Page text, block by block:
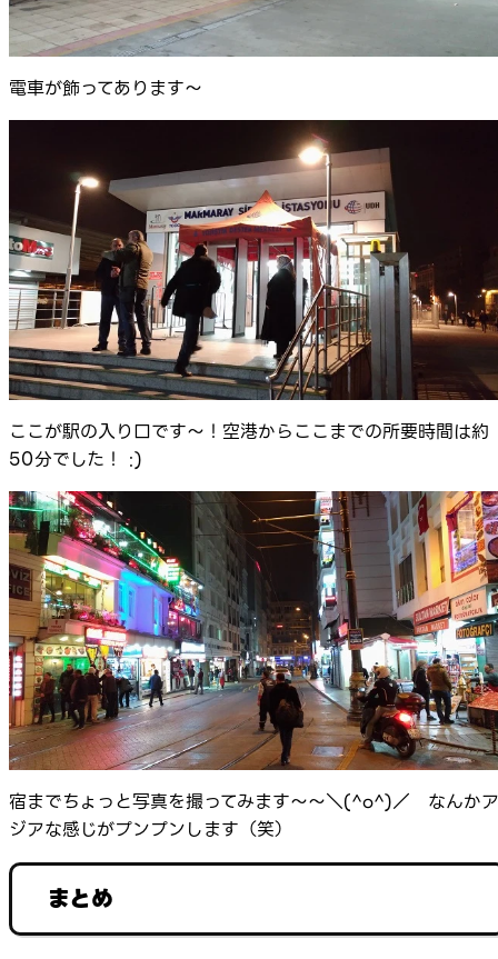
電車が飾ってあります～
ここが駅の入り口です～！空港からここまでの所要時間は約
50分でした！ :)
宿までちょっと写真を撮ってみます～～＼(^o^)／ なんかア
ジアな感じがプンプンします（笑）
まとめ